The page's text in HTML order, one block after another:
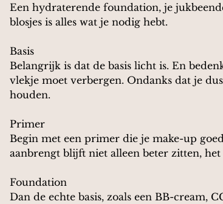
Een hydraterende foundation, je
blosjes is alles wat je nodig hebt.
Basis
Belangrijk is dat de basis licht is. En
vlekje moet verbergen. Ondanks dat je
houden.
Primer
Begin met een primer die je make-up
aanbrengt blijft niet alleen beter zitten,
Foundation
Dan de echte basis, zoals een BB-cream,